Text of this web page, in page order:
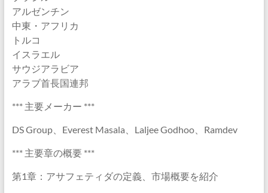
アルゼンチン
中東・アフリカ
トルコ
イスラエル
サウジアラビア
アラブ首長国連邦
*** 主要メーカー ***
DS Group、Everest Masala、Laljee Godhoo、Ramdev
*** 主要章の概要 ***
第1章：アサフェティダの定義、市場概要を紹介